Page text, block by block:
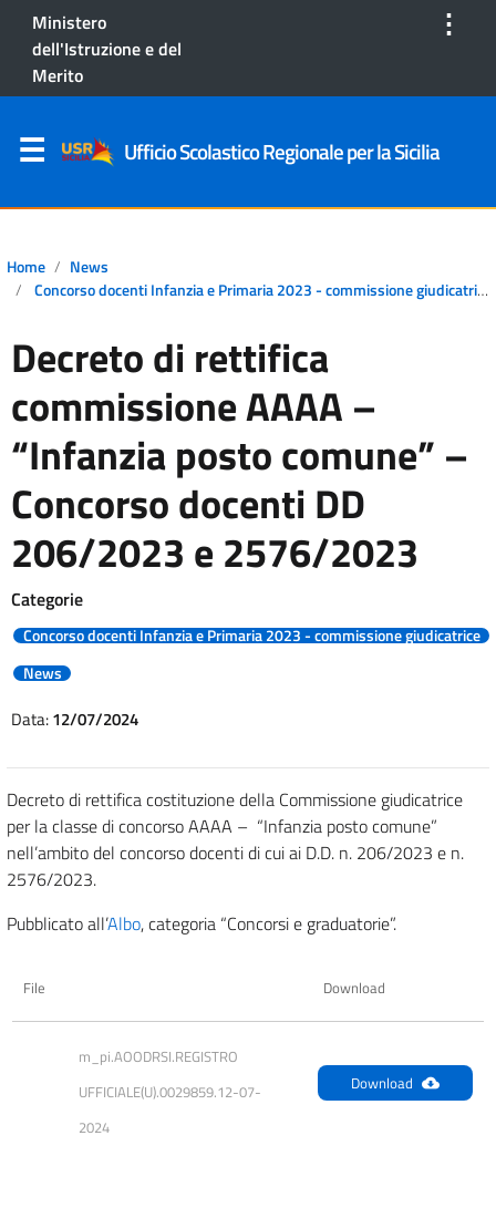
Ministero
dell'Istruzione e del
Merito
⋮
Ufficio Scolastico Regionale per la Sicilia
Home
News
Concorso docenti Infanzia e Primaria 2023 - commissione giudicatrice
Decreto di rettifica
commissione AAAA –
“Infanzia posto comune” –
Concorso docenti DD
206/2023 e 2576/2023
Categorie
Concorso docenti Infanzia e Primaria 2023 - commissione giudicatrice
News
Data:12/07/2024
Decreto di rettifica costituzione della Commissione giudicatrice
per la classe di concorso AAAA – “Infanzia posto comune”
nell’ambito del concorso docenti di cui ai D.D. n. 206/2023 e n.
2576/2023.
Pubblicato all’Albo, categoria “Concorsi e graduatorie”.
File Download
m_pi.AOODRSI.REGISTRO
UFFICIALE(U).0029859.12-07-
2024
Download